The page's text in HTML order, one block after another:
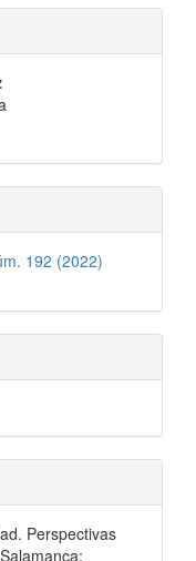
192 (2022)
Perspectivas